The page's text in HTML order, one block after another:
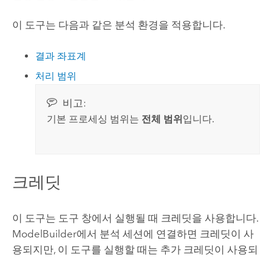
이 도구는 다음과 같은 분석 환경을 적용합니다.
결과 좌표계
처리 범위
비고:
기본 프로세싱 범위는 전체 범위 입니다.
크레딧
이 도구는 도구 창에서 실행될 때 크레딧을 사용합니다.
ModelBuilder에서 분석 세션에 연결하면 크레딧이 사
용되지만, 이 도구를 실행할 때는 추가 크레딧이 사용되